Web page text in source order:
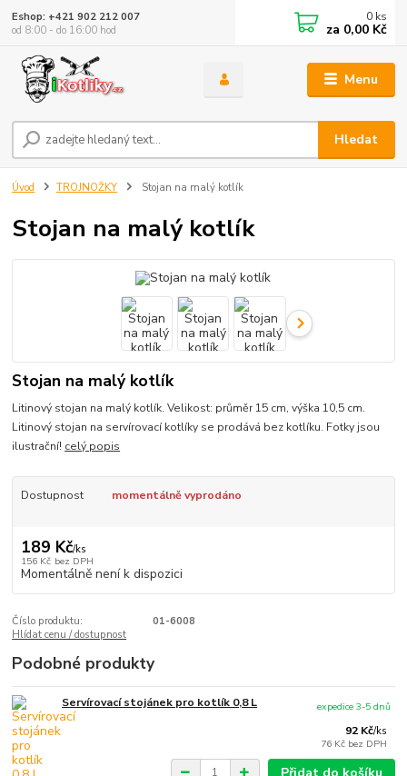
Menu
Hledat
Eshop: +421 902 212 007
od 8:00 - do 16:00 hod
0 ks
za 0,00 Kč
Úvod TROJNOŽKY Stojan na malý kotlík
Stojan na malý kotlík
Stojan na malý kotlík
Litinový stojan na malý kotlík. Velikost: průměr 15 cm, výška 10,5 cm.
Litinový stojan na servírovací kotlíky se prodává bez kotlíku. Fotky jsou
ilustrační! celý popis
Dostupnost momentálně vyprodáno
189 Kč/ks
156 Kč bez DPH
Momentálně není k dispozici
Číslo produktu:
01-6008
Hlídat cenu / dostupnost
Podobné produkty
Servírovací stojánek pro kotlík 0,8 L
92 Kč/ks
76 Kč bez DPH
expedice 3-5 dnů
Přidat do košíku